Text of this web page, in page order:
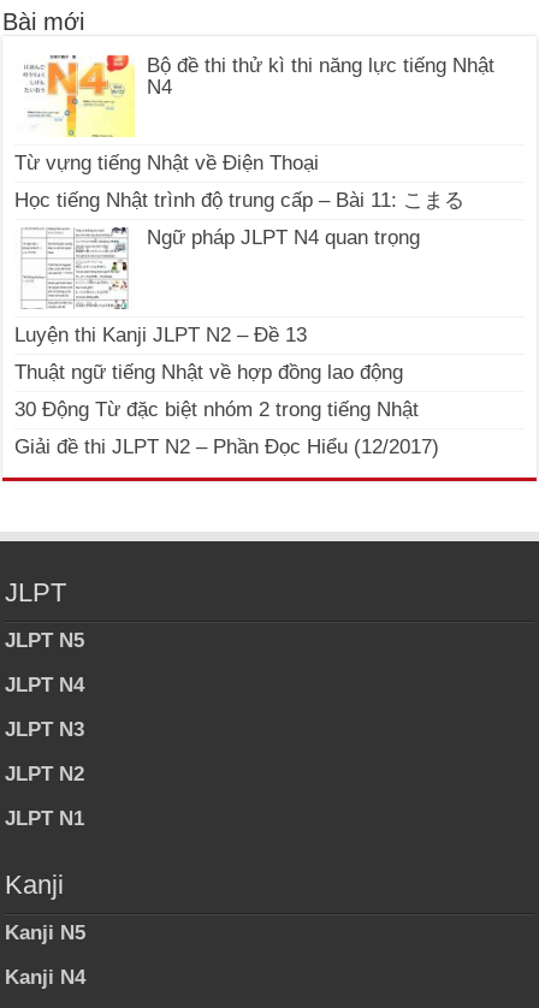
Bài mới
Bộ đề thi thử kì thi năng lực tiếng Nhật
N4
Từ vựng tiếng Nhật về Điện Thoại
Học tiếng Nhật trình độ trung cấp – Bài 11: こまる
Ngữ pháp JLPT N4 quan trọng
Luyện thi Kanji JLPT N2 – Đề 13
Thuật ngữ tiếng Nhật về hợp đồng lao động
30 Động Từ đặc biệt nhóm 2 trong tiếng Nhật
Giải đề thi JLPT N2 – Phần Đọc Hiểu (12/2017)
JLPT
JLPT N5
JLPT N4
JLPT N3
JLPT N2
JLPT N1
Kanji
Kanji N5
Kanji N4